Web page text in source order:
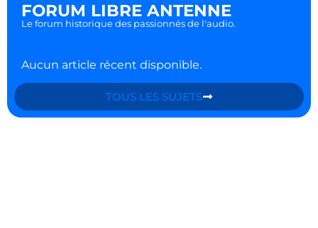
FORUM LIBRE ANTENNE
Le forum historique des passionnés de l'audio.
Aucun article récent disponible.
TOUS LES SUJETS